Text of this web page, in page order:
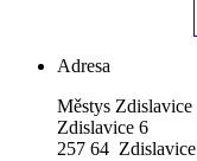
Adresa
Městys Zdislavice
Zdislavice 6
257 64 Zdislavice